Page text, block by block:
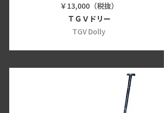
￥13,000（税抜）
ＴＧＶドリー
TGV Dolly